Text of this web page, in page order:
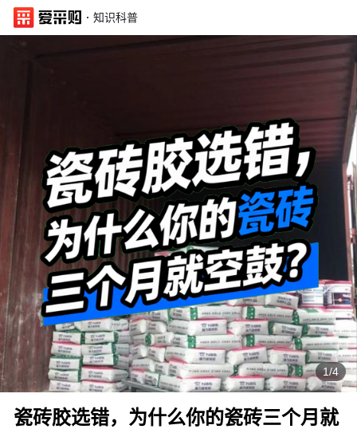
· 知识科普
1/4
瓷砖胶选错，为什么你的瓷砖三个月就